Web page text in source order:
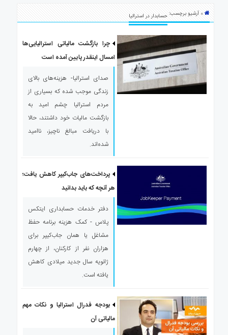
استرالیا
ارتباط
» آرشیو برچسب:حسابدار در استرالیا
چرا بازگشت مالیاتی استرالیایی‌ها
امسال اینقدر پایین آمده است
صدای استرالیا- هزینه‌های بالای
زندگی موجب شده که بسیاری از
مردم استرالیا چشم امید به
بازگشت مالیات خود داشتند، حالا
با دریافت مبالغ ناچیز، ناامید
شده‌اند.
پرداخت‌های جاب‌کیپر کاهش یافت؛
هر آنچه که باید بدانید
دفتر خدمات حسابداری ایتکس
پلاس - کمک هزینه برنامه حفظ
مشاغل یا همان جاب‌کیپر برای
هزاران نفر از کارکنان، از چهارم
ژانویه سال جدید میلادی کاهش
یافته است.
بودجه فدرال استرالیا و نکات مهم
مالیاتی آن